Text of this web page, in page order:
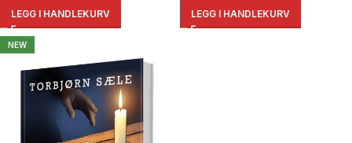
LEGG I HANDLEKURV LEGG I HANDLEKURV
NEW